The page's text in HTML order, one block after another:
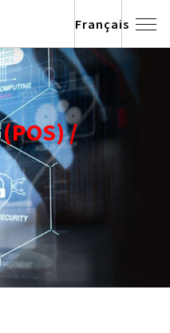
/
Français